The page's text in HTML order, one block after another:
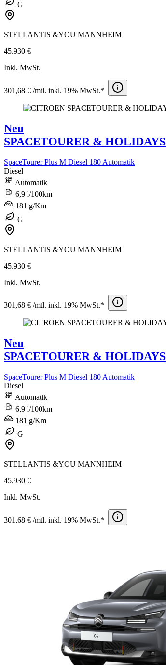
G
STELLANTIS &YOU MANNHEIM
45.930 €
Inkl. MwSt.
301,68 € /mtl. inkl. 19% MwSt.*
Neu
SPACETOURER & HOLIDAYS
SpaceTourer Plus M Diesel 180 Automatik
Diesel
Automatik
6,9 l/100km
181 g/Km
G
STELLANTIS &YOU MANNHEIM
45.930 €
Inkl. MwSt.
301,68 € /mtl. inkl. 19% MwSt.*
Neu
SPACETOURER & HOLIDAYS
SpaceTourer Plus M Diesel 180 Automatik
Diesel
Automatik
6,9 l/100km
181 g/Km
G
STELLANTIS &YOU MANNHEIM
45.930 €
Inkl. MwSt.
301,68 € /mtl. inkl. 19% MwSt.*